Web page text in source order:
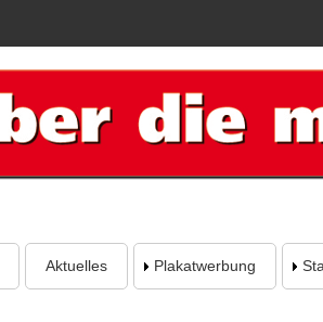
Aktuelles Plakatwerbung